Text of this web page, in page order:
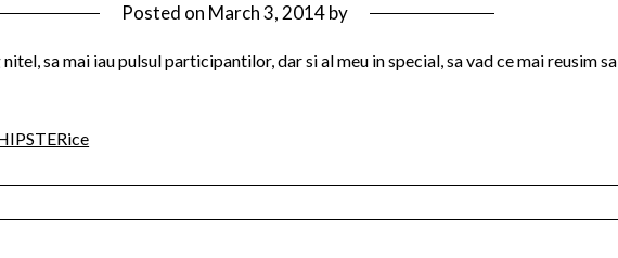
Posted on March 3, 2014by
sa mai iau pulsul participantilor, dar si al meu in special, sa vad ce mai reusim sa